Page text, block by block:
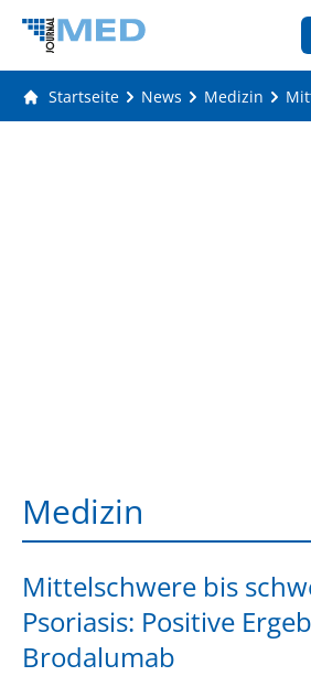
Startseite News Medizin
Medizin
Mittelschwere bis
Psoriasis: Positive
Brodalumab